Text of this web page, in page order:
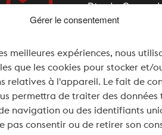
Gérer le consentement
meilleures expériences, nous
que les cookies pour stocker et/
relatives à l'appareil. Le fait de
permettra de traiter des données
navigation ou des identifiants
pas consentir ou de retirer son
Rte du Coeur
+41 21 826 11
Partenaires